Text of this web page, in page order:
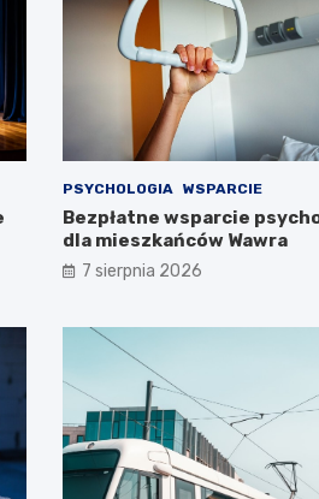
PSYCHOLOGIA WSPARCIE
Bezpłatne wsparcie
dla mieszkańców Wawra
7 sierpnia 2026